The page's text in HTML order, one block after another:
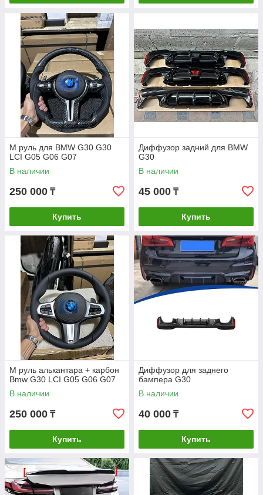
M руль для BMW G30 G30
LCI G05 G06 G07
В наличии
250 000 ₸
Купить
Диффузор задний для BMW
G30
В наличии
45 000 ₸
Купить
М руль алькантара + карбон
Bmw G30 LCI G05 G06 G07
В наличии
250 000 ₸
Купить
Диффузор для заднего
бампера G30
В наличии
40 000 ₸
Купить